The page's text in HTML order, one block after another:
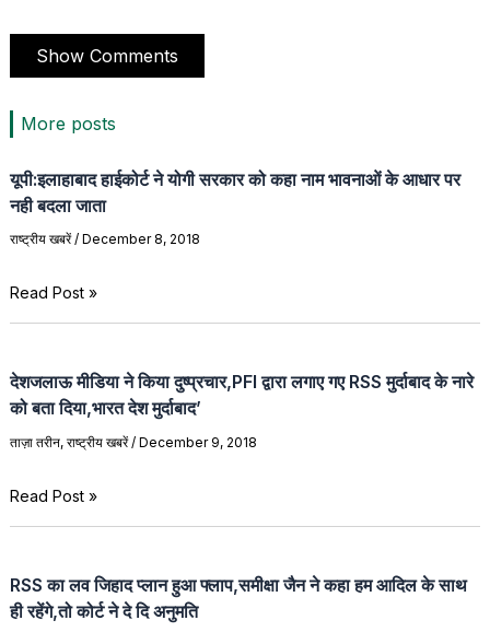
Show Comments
More posts
यूपी:इलाहाबाद हाईकोर्ट ने योगी सरकार को कहा नाम भावनाओं के आधार पर
नही बदला जाता
राष्ट्रीय खबरें/ December 8, 2018
Read Post »
देशजलाऊ मीडिया ने किया दुष्प्रचार,PFI द्वारा लगाए गए RSS मुर्दाबाद के नारे
को बता दिया,भारत देश मुर्दाबाद’
ताज़ा तरीन, राष्ट्रीय खबरें/ December 9, 2018
Read Post »
RSS का लव जिहाद प्लान हुआ फ्लाप,समीक्षा जैन ने कहा हम आदिल के साथ
ही रहेंगे,तो कोर्ट ने दे दि अनुमति